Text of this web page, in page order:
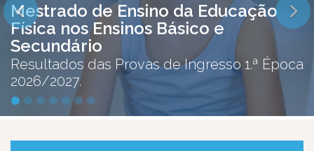
Mestrado de Ensino da Educação
Física nos Ensinos Básico e
Secundário
Resultados das Provas de Ingresso 1.ª Época
2026/2027.
Previous Next